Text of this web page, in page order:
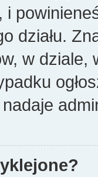
i
działu.
w dziale,